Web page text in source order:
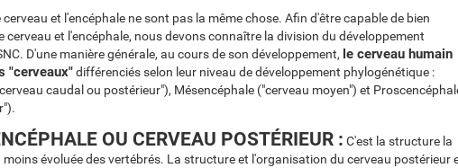
et l'encéphale ne sont pas la même chose. Afin d'être capable de bien
cerveau et l'encéphale, nous devons connaître la division du développement
D'une manière générale, au cours de son développement, le cerveau humain
"cerveaux"différenciés selon leur niveau de développement phylogénétique :
caudal ou postérieur"), Mésencéphale ("cerveau moyen") et
OU CERVEAU POSTÉRIEUR : C'est la structure la
moins évoluée des vertébrés. La structure et l'organisation du cerveau postérieur